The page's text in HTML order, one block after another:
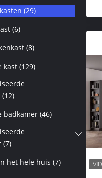
(29)
(6)
(8)
kast (129)
(12)
badkamer (46)
(7)
het hele huis (7)